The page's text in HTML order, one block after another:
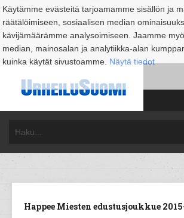
Käytämme evästeitä tarjoamamme sisällön ja
räätälöimiseen, sosiaalisen median
kävijämäärämme analysoimiseen. Jaamme
median, mainosalan ja analytiikka-alan
kuinka käytät sivustoamme. Näytä tiedot
Happee Miesten edustusjoukkue